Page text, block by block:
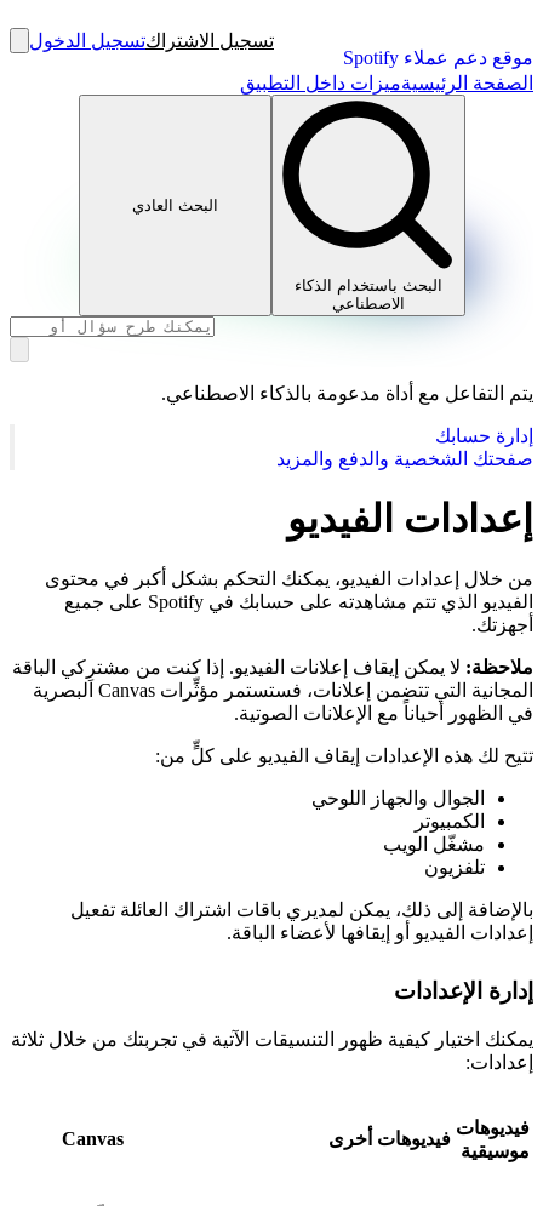
موقع دعم عملاء Spotify
تسجيل الاشتراكتسجيل الدخول
الصفحة الرئيسيةميزات داخل التطبيق
البحث باستخدام الذكاء
الاصطناعي
البحث العادي
يتم التفاعل مع أداة مدعومة بالذكاء الاصطناعي.
إدارة حسابك
صفحتك الشخصية والدفع والمزيد
إعدادات الفيديو
من خلال إعدادات الفيديو، يمكنك التحكم بشكل أكبر في محتوى
الفيديو الذي تتم مشاهدته على حسابك في Spotify على جميع
أجهزتك.
ملاحظة: لا يمكن إيقاف إعلانات الفيديو. إذا كنت من مشترِكي الباقة
المجانية التي تتضمن إعلانات، فستستمر مؤثِّرات Canvas البصرية
في الظهور أحياناً مع الإعلانات الصوتية.
تتيح لك هذه الإعدادات إيقاف الفيديو على كلٍّ من:
الجوال والجهاز اللوحي
الكمبيوتر
مشغّل الويب
تلفزيون
بالإضافة إلى ذلك، يمكن لمديري باقات اشتراك العائلة تفعيل
إعدادات الفيديو أو إيقافها لأعضاء الباقة.
إدارة الإعدادات
يمكنك اختيار كيفية ظهور التنسيقات الآتية في تجربتك من خلال ثلاثة
إعدادات:
فيديوهات
موسيقية
فيديوهات أخرى Canvas